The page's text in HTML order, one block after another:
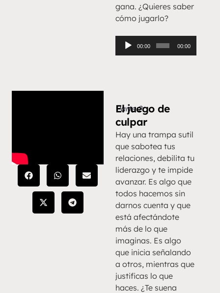
gana. ¿Quieres saber
cómo jugarlo?
Reproductor
de
00:00 00:00
Parte 2
El juego de
culpar
Hay una trampa sutil
que sabotea tus
relaciones, debilita tu
liderazgo y te impide
avanzar. Es algo que
todos hacemos sin
darnos cuenta y que
está afectándote
más de lo que
imaginas. Es algo
que inicia señalando
a otros, mientras que
justificas lo que
haces. ¿Te suena